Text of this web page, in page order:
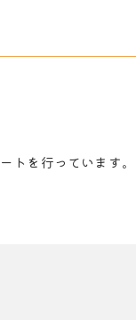
トを行っています